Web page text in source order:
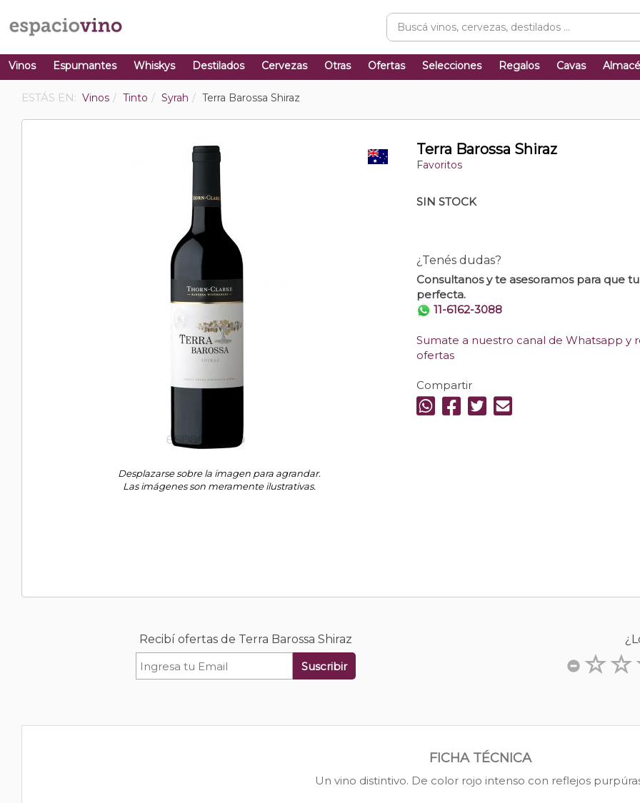
Vinos Espumantes Whiskys Destilados Cervezas Otras Ofertas Selecciones Regalos Cavas
ESTÁS EN: Vinos Tinto Syrah Terra Barossa Shiraz
Desplazarse sobre la imagen para agrandar.
Las imágenes son meramente ilustrativas.
Terra Barossa Shiraz
Favoritos
SIN STOCK
¿Tenés dudas?
Consultanos y te asesoramos para que
perfecta.
11-6162-3088
Sumate a nuestro canal de Whatsapp y
ofertas
Compartir
Recibí ofertas de Terra Barossa Shiraz
Suscribir
FICHA TÉCNICA
Un vino distintivo. De color rojo intenso con reflejos